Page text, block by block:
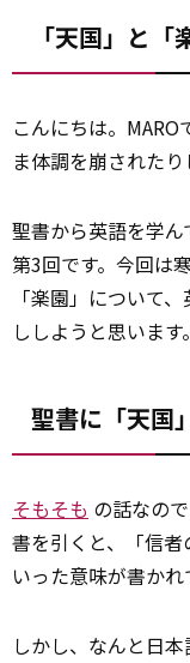
「天国」と
こんにちは。
ま体調を崩されたり
聖書から英語を学
第3回です。今回は
「楽園」について
ししようと思います。
聖書に「天国
そもそも の話なの
書を引くと、「信
いった意味が書かれ
しかし、なんと日